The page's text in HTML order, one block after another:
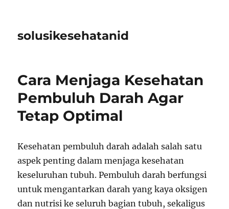
solusikesehatanid
Cara Menjaga Kesehatan
Pembuluh Darah Agar
Tetap Optimal
Kesehatan pembuluh darah adalah salah satu
aspek penting dalam menjaga kesehatan
keseluruhan tubuh. Pembuluh darah berfungsi
untuk mengantarkan darah yang kaya oksigen
dan nutrisi ke seluruh bagian tubuh, sekaligus